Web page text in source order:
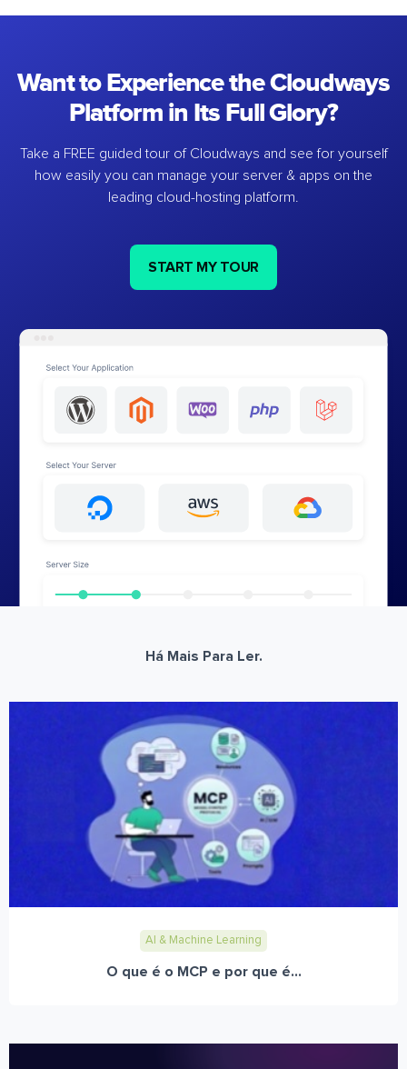
Want to Experience the Cloudways
Platform in Its Full Glory?
Take a FREE guided tour of Cloudways and see for yourself
how easily you can manage your server & apps on the
leading cloud-hosting platform.
START MY TOUR
Há Mais Para Ler.
AI & Machine Learning
O que é o MCP e por que é...